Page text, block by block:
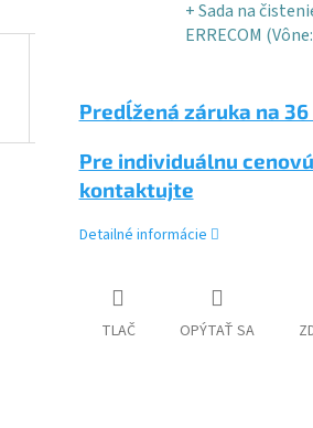
+ Sada na
ERRECOM
Predĺžená záruka na
Pre individuálnu
kontaktujte
Detailné informácie
TLAČ OPÝTAŤ SA